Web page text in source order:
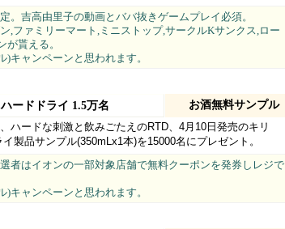
。吉高由里子の動画とババ抜きゲームプレイ必須。
,ファミリーマート,ミニストップ,サークルKサンクス,ロー
が貰える。
キャンペーンと思われます。
ードドライ 1.5万名 お酒無料サンプル
ハードな刺激と飲みごたえのRTD、4月10日発売のキリ
製品サンプル(350mLx1本)を15000名にプレゼント。
者はイオンの一部対象店舗で無料クーポンを発券しレジで
キャンペーンと思われます。